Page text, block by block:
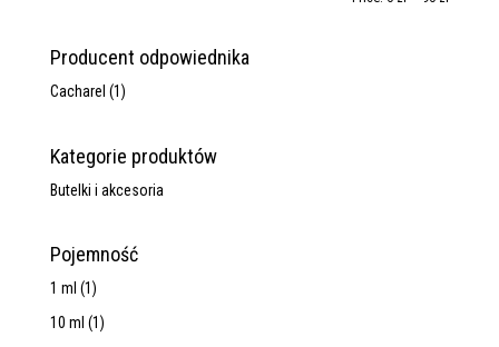
Producent odpowiednika
Cacharel (1)
Kategorie produktów
Butelki i akcesoria
Pojemność
1 ml (1)
10 ml (1)